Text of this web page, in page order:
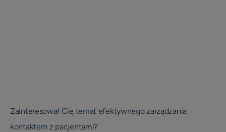
Zainteresował Cię temat efektywnego zarządzania
kontaktem z pacjentami?